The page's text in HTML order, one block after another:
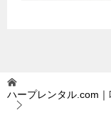
ハープレンタル.com